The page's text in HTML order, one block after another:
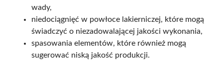
wady,
niedociągnięć w powłoce lakierniczej, które mogą
świadczyć o niezadowalającej jakości wykonania,
spasowania elementów, które również mogą
sugerować niską jakość produkcji.